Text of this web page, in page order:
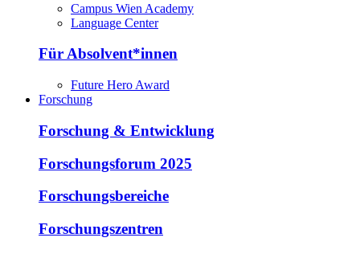
Campus Wien Academy
Language Center
Für Absolvent*innen
Future Hero Award
Forschung
Forschung & Entwicklung
Forschungsforum 2025
Forschungsbereiche
Forschungszentren